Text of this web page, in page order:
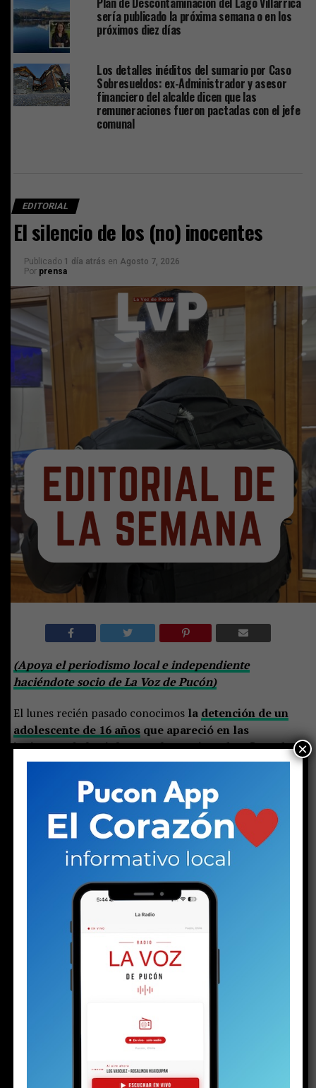
sería publicado la próxima semana o en los
próximos diez días
Los detalles inéditos del sumario por Caso
Sobresueldos: ex-Administrador y asesor
financiero del alcalde dicen que las
remuneraciones fueron pactadas con el jefe
comunal
EDITORIAL
El silencio de los (no) inocentes
Publicado 1 día atrás en Agosto 7, 2026
Por prensa
(Apoya el periodismo local e independiente
haciéndote socio de La Voz de Pucón)
El lunes recién pasado conocimos la detención de un
adolescente de 16 añosque apareció en las
imágenes de laviolenta pelearegistrada a fines de
julio en una plazoleta de Pucón. Un hecho
ampliamente difundido en redes sociales
involucró a varios menores de edad, muchos de ellos
estudiantes.
Con el paso de las horas comenzaron a conocerse
antecedentes que transformaron ese episodio en algo
mucho más profundo.Eljoven vivía solo
arrendada en el centro de Pucón. En ese lugar, la
policía encontró una pistola calibre .22, municiones,
antecedentes expuestos por la Fiscalía, el arriendo era
financiado por su padre y existían indicios de una
×